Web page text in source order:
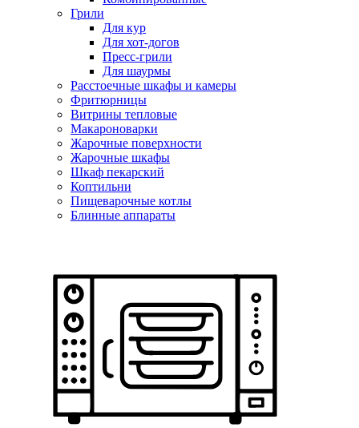
Грили
Для кур
Для хот-догов
Пресс-грили
Для шаурмы
Расстоечные шкафы и камеры
Фритюрницы
Витрины тепловые
Макароноварки
Жарочные поверхности
Жарочные шкафы
Шкаф пекарский
Коптильни
Пищеварочные котлы
Блинные аппараты